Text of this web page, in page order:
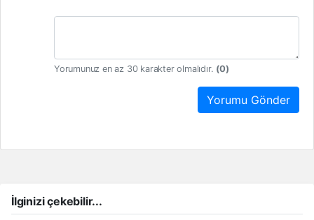
Yorumunuz en az 30 karakter olmalıdır. (0)
Yorumu Gönder
İlginizi çekebilir...